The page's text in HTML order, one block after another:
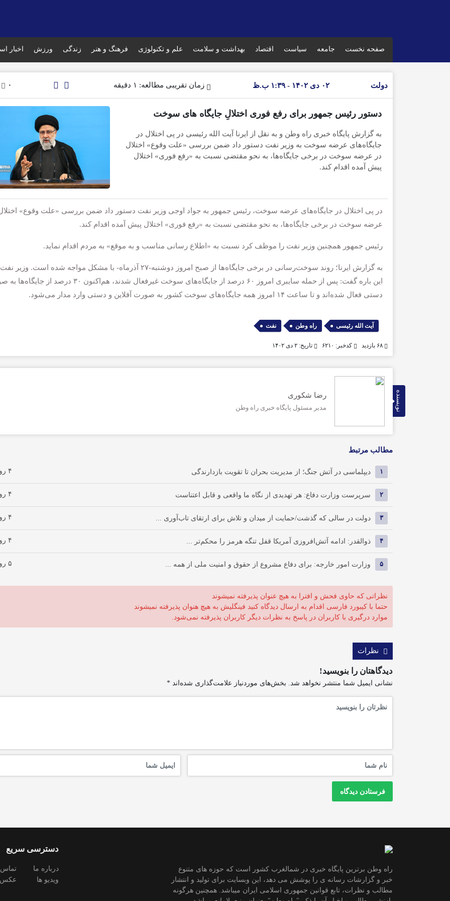
صفحه نخست جامعه سیاست اقتصاد بهداشت و سلامت علم و تکنولوژی فرهنگ و هنر زندگی ورزش اخبار
دولت ۰۲ دی ۱۴۰۲ - ۱:۳۹ ب.ظ زمان تقریبی مطالعه: ۱ دقیقه ۰
دستور رئیس جمهور برای رفع فوری اختلالِ جایگاه های سوخت
به گزارش پایگاه خبری راه وطن و به نقل از ایرنا آیت الله رئیسی در پی اختلال در
جایگاه‌های عرضه سوخت به وزیر نفت دستور داد ضمن بررسی «علت وقوع» اختلال
در عرضه سوخت در برخی جایگاه‌ها، به نحو مقتضی نسبت به «رفع فوری» اختلال
پیش آمده اقدام کند.
در پی اختلال در جایگاه‌های عرضه سوخت، رئیس جمهور به جواد اوجی وزیر نفت دستور داد ضمن بررسی «علت وقوع»
عرضه سوخت در برخی جایگاه‌ها، به نحو مقتضی نسبت به «رفع فوری» اختلال پیش آمده اقدام کند.
رئیس جمهور همچنین وزیر نفت را موظف کرد نسبت به «اطلاع رسانی مناسب و به موقع» به مردم اقدام نماید.
به گزارش ایرنا؛ روند سوخت‌رسانی در برخی جایگاه‌ها از صبح امروز دوشنبه-۲۷ آذرماه- با مشکل مواجه شده است. وزیر
این باره گفت: پس از حمله سایبری امروز ۶۰ درصد از جایگاه‌های سوخت غیرفعال شدند، هم‌اکنون ۳۰ درصد
دستی فعال شده‌اند و تا ساعت ۱۴ امروز همه جایگاه‌های سوخت کشور به صورت آفلاین و دستی وارد مدار می‌شود.
آیت الله رئیسی , راه وطن , نفت
کدخبر: ۶۲۱۰ تاریخ: ۲ دی ۱۴۰۲
نویسنده رضا شکوری
مدیر مسئول پایگاه خبری راه وطن
مطالب مرتبط
۱ دیپلماسی در آتش جنگ؛ از مدیریت بحران تا تقویت بازدارندگی ۴ روز پیش
۲ سرپرست وزارت دفاع: هر تهدیدی از نگاه ما واقعی و قابل اعتناست ۴ روز پیش
۳ دولت در سالی که گذشت/حمایت از میدان و تلاش برای ارتقای تاب‌آوری ... ۴ روز پیش
۴ ذوالقدر: ادامه آتش‌افروزی آمریکا قفل تنگه هرمز را محکم‌تر ... ۴ روز پیش
۵ وزارت امور خارجه: برای دفاع مشروع از حقوق و امنیت ملی از همه ... ۵ روز پیش
نظراتی که حاوی فحش و افترا به هیچ عنوان پذیرفته نمیشوند
حتما با کیبورد فارسی اقدام به ارسال دیدگاه کنید فینگلیش به هیچ هنوان پذیرفته نمیشوند
موارد درگیری با کاربران در پاسخ به نظرات دیگر کاربران پذیرفته نمی‌شود.
نظرات
دیدگاهتان را بنویسید!
نشانی ایمیل شما منتشر نخواهد شد. بخش‌های موردنیاز علامت‌گذاری شده‌اند *
راه وطن برترین پایگاه خبری در شمالغرب کشور است که حوزه های متنوع
خبر و گزارشات رسانه ی را پوشش می دهد، این وبسایت برای تولید و انتشار
مطالب و نظرات، تابع قوانین جمهوری اسلامی ایران میباشد. همچنین هرگونه
دسترسی سریع
درباره ما
تماس
ویدیو ها
عکس